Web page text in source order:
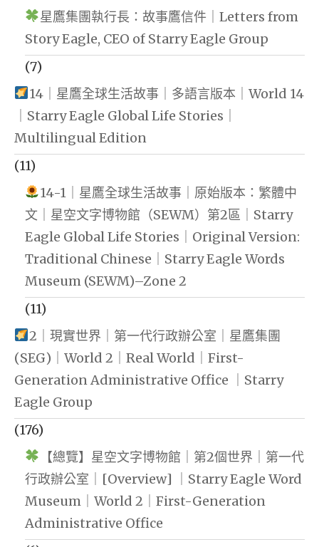
星鷹集團執行長：故事鷹信件｜Letters from
Story Eagle, CEO of Starry Eagle Group
(7)
14｜星鷹全球生活故事｜多語言版本｜World 14
｜Starry Eagle Global Life Stories｜
Multilingual Edition
(11)
14-1｜星鷹全球生活故事｜原始版本：繁體中
文｜星空文字博物館（SEWM）第2區｜Starry
Eagle Global Life Stories｜Original Version:
Traditional Chinese｜Starry Eagle Words
Museum (SEWM)–Zone 2
(11)
2｜現實世界｜第一代行政辦公室｜星鷹集團
(SEG)｜World 2｜Real World｜First-
Generation Administrative Office ｜Starry
Eagle Group
(176)
【總覽】星空文字博物館｜第2個世界｜第一代
行政辦公室｜[Overview] ｜Starry Eagle Word
Museum｜World 2｜First-Generation
Administrative Office